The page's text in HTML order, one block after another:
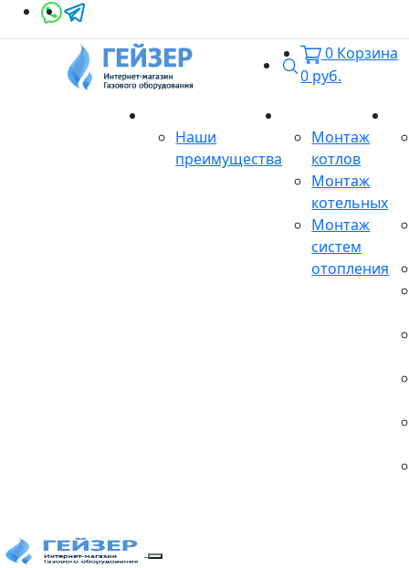
Поиск
0 Корзина
0 руб.
Наши
преимущества
Монтаж
котлов
Монтаж
котельных
Монтаж
систем
отопления